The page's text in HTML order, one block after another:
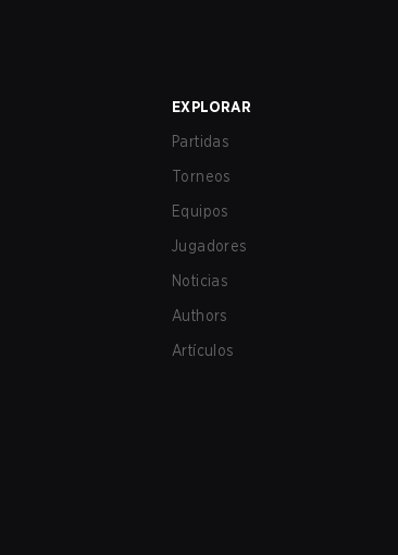
EXPLORAR
Partidas
Torneos
Equipos
Jugadores
Noticias
Authors
Artículos